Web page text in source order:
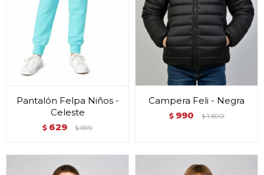
Pantalón Felpa Niños -
Celeste
$ 629 $ 699
Campera Feli - Negra
$ 990 $ 1.690